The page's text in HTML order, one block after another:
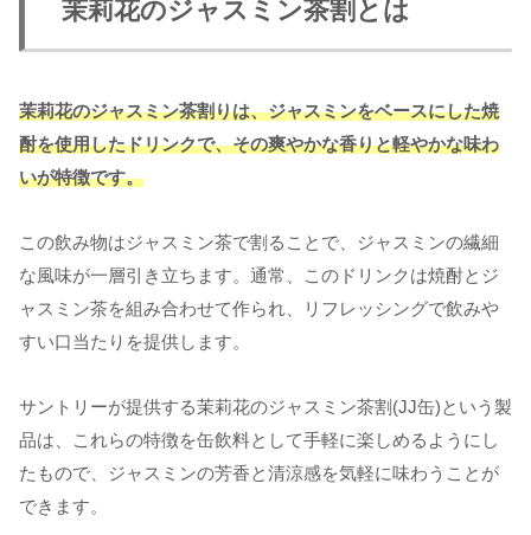
茉莉花のジャスミン茶割とは
茉莉花のジャスミン茶割りは、ジャスミンをベースにした焼
酎を使用したドリンクで、その爽やかな香りと軽やかな味わ
いが特徴です。
この飲み物はジャスミン茶で割ることで、ジャスミンの繊細
な風味が一層引き立ちます。通常、このドリンクは焼酎とジ
ャスミン茶を組み合わせて作られ、リフレッシングで飲みや
すい口当たりを提供します。
サントリーが提供する茉莉花のジャスミン茶割(JJ缶)という製
品は、これらの特徴を缶飲料として手軽に楽しめるようにし
たもので、ジャスミンの芳香と清涼感を気軽に味わうことが
できます。